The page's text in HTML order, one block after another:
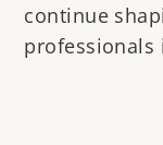
continue
professionals